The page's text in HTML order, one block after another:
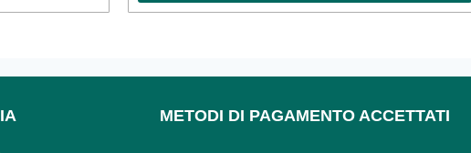
METODI DI PAGAMENTO ACCETTATI